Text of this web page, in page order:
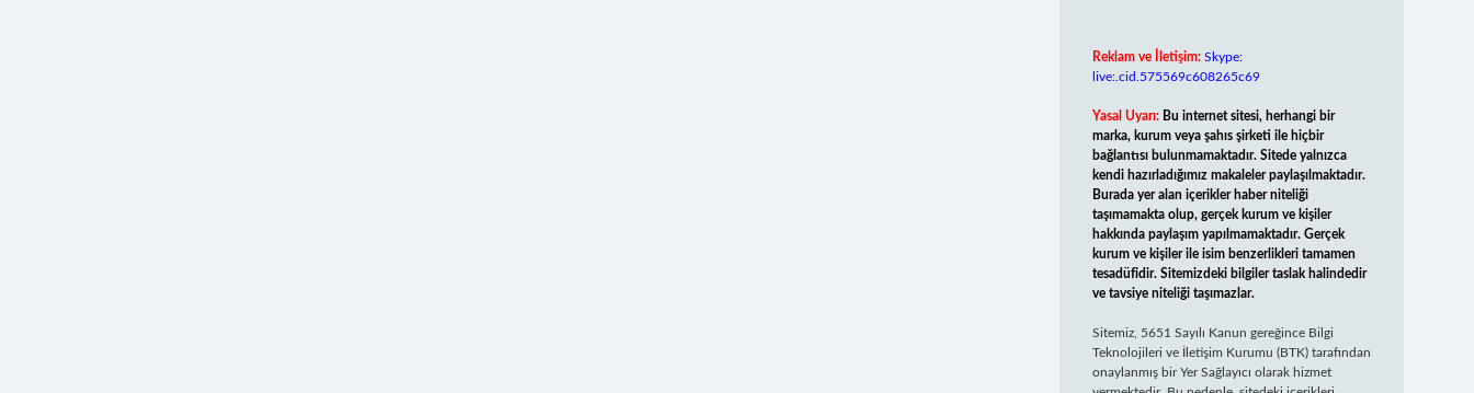
Reklam ve İletişim: Skype:
live:.cid.575569c608265c69
Yasal Uyarı: Bu internet sitesi, herhangi bir
marka, kurum veya şahıs şirketi ile hiçbir
bağlantısı bulunmamaktadır. Sitede yalnızca
kendi hazırladığımız makaleler paylaşılmaktadır.
Burada yer alan içerikler haber niteliği
taşımamakta olup, gerçek kurum ve kişiler
hakkında paylaşım yapılmamaktadır. Gerçek
kurum ve kişiler ile isim benzerlikleri tamamen
tesadüfidir. Sitemizdeki bilgiler taslak halindedir
ve tavsiye niteliği taşımazlar.
Sitemiz, 5651 Sayılı Kanun gereğince Bilgi
Teknolojileri ve İletişim Kurumu (BTK) tarafından
onaylanmış bir Yer Sağlayıcı olarak hizmet